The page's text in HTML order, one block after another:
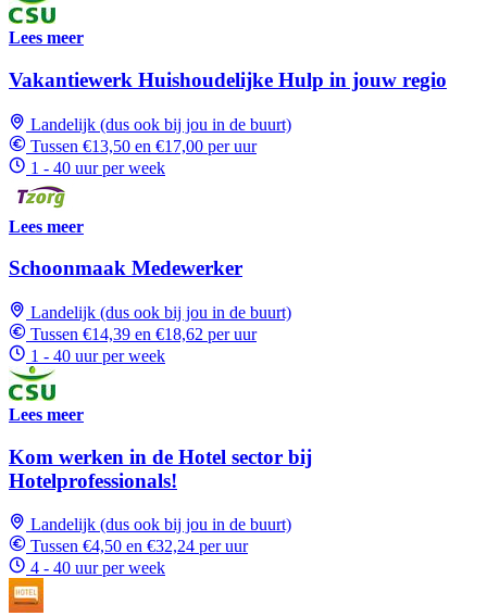
Lees meer
Vakantiewerk Huishoudelijke Hulp in jouw regio
Landelijk (dus ook bij jou in de buurt)
Tussen €13,50 en €17,00 per uur
1 - 40 uur per week
Lees meer
Schoonmaak Medewerker
Landelijk (dus ook bij jou in de buurt)
Tussen €14,39 en €18,62 per uur
1 - 40 uur per week
Lees meer
Kom werken in de Hotel sector bij
Hotelprofessionals!
Landelijk (dus ook bij jou in de buurt)
Tussen €4,50 en €32,24 per uur
4 - 40 uur per week